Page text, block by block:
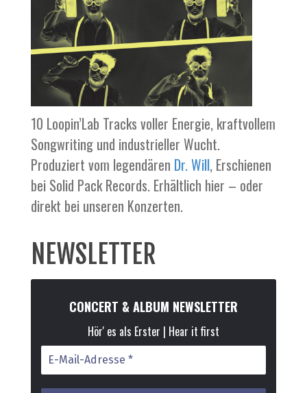
10 Loopin’Lab Tracks voller Energie, kraftvollem
Songwriting und industrieller Wucht.
Produziert vom legendären Dr. Will, Erschienen
bei Solid Pack Records. Erhältlich hier – oder
direkt bei unseren Konzerten.
NEWSLETTER
CONCERT & ALBUM NEWSLETTER
Hör' es als Erster | Hear it first